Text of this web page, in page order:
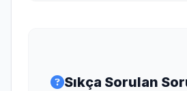
Sıkça Sorulan